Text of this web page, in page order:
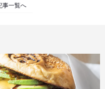
事一覧へ